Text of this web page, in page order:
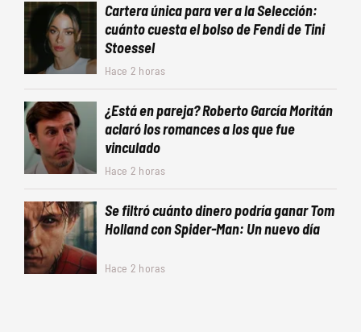
Cartera única para ver a la Selección:
cuánto cuesta el bolso de Fendi de Tini
Stoessel
Hace 2 horas
¿Está en pareja? Roberto García Moritán
aclaró los romances a los que fue
vinculado
Hace 2 horas
Se filtró cuánto dinero podría ganar Tom
Holland con Spider-Man: Un nuevo día
Hace 2 horas